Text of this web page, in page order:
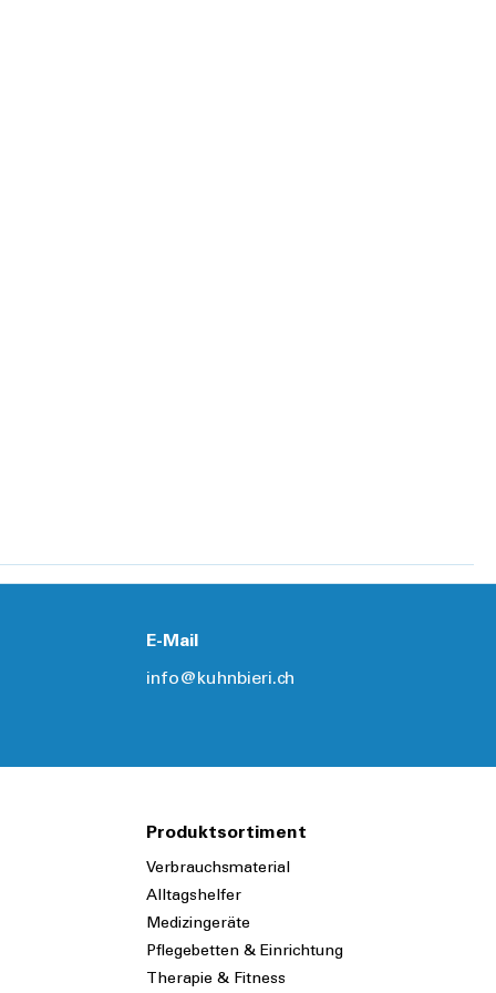
E-Mail
info@kuhnbieri.ch
Produktsortiment
Verbrauchsmaterial
Alltagshelfer
Medizingeräte
Pflegebetten & Einrichtung
Therapie & Fitness